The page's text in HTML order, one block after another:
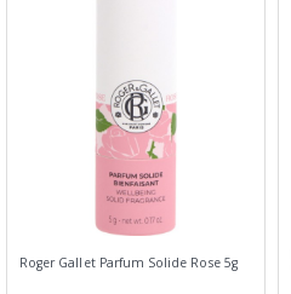
Roger Gallet Parfum Solide Rose 5g